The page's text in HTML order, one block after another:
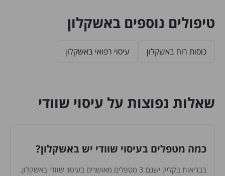
טיפולים נוספים באשקלון
כוסות רוח באשקלון עיסוי רפואי באשקלון
שאלות נפוצות על עיסוי שוודי
כמה מטפלים בעיסוי שוודי יש באשקלון?
בבריאות בקליק ישנם 3 מטפלים מאושרים בעיסוי שוודי באשקלון.